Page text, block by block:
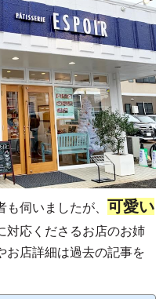
伺いましたが、 可愛い
対応くださるお店のお姉
お店詳細は過去の記事を